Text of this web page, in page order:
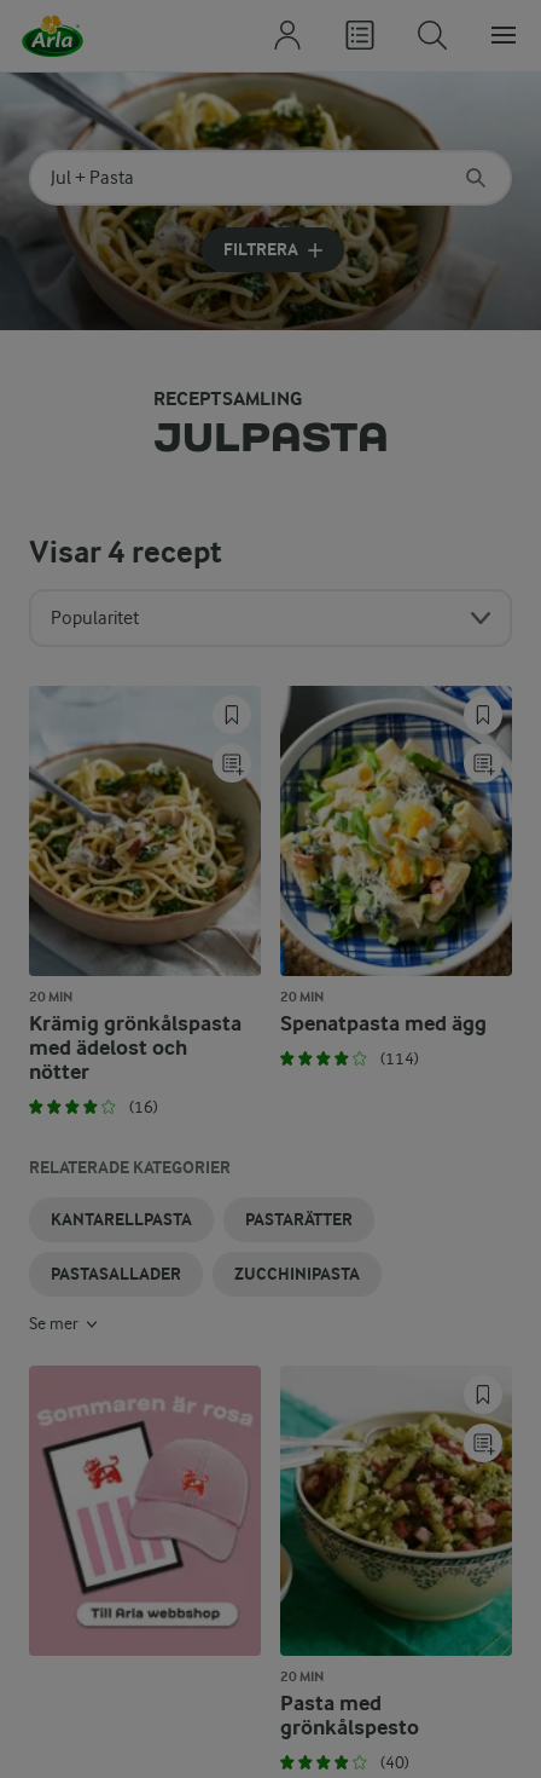
Sök på kategori eller ingrediens
Skriv in sökord för att få förslag
FILTRERA
RECEPTSAMLING
JULPASTA
Visar4 recept
Popularitet
20 MIN
Krämig grönkålspasta
med ädelost och
nötter
(16)
20 MIN
Spenatpasta med ägg
(114)
RELATERADE KATEGORIER
KANTARELLPASTA PASTARÄTTER
PASTASALLADER ZUCCHINIPASTA
Se mer
20 MIN
Pasta med
grönkålspesto
(40)